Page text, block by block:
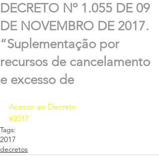
DECRETO Nº 1.055 DE 09
DE NOVEMBRO DE 2017.
“Suplementação por
recursos de cancelamento
e excesso de
Acesso ao Decreto
#2017
Tags:
2017
decretos